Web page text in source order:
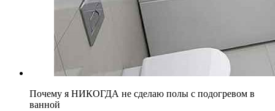
Почему я НИКОГДА не сделаю полы с подогревом в
ванной